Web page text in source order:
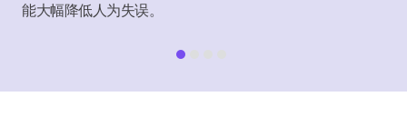
能大幅降低人为失误。